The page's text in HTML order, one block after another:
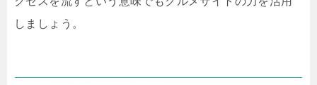
しましょう。